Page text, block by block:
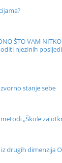
ŠTO VAM NITKO
njezinih
stanje sebe
„Škole za
iz drugih dimenzija